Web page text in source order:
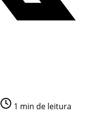
1 min de leitura